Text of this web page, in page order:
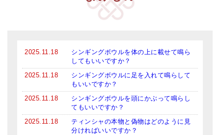
About Us
メールお便り登録
LINEお友だち登録
2025.11.18
シンギングボウルを体の上に載せて鳴ら
してもいいですか？
2025.11.18
シンギングボウルに足を入れて鳴らして
もいいですか？
2025.11.18
シンギングボウルを頭にかぶって鳴らし
てもいいですか？
2025.11.18
ティンシャの本物と偽物はどのように見
分ければいいですか？